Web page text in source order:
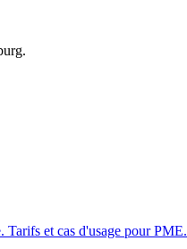
et cas d'usage pour PME.